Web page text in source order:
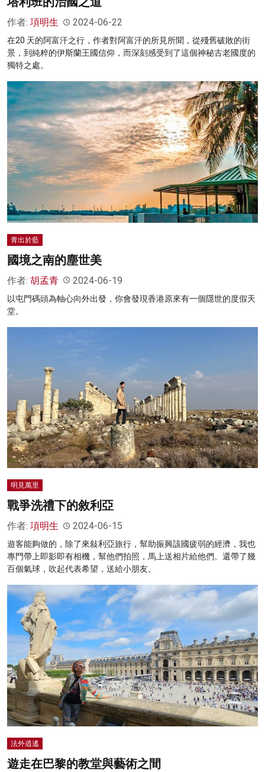
作者: 項明生 2024-06-22
在20 天的阿富汗之行，作者對阿富汗的所見所聞，從殘舊破敗的街
景，到純粹的伊斯蘭王國信仰，而深刻感受到了這個神秘古老國度的
獨特之處。
青出於藍
國境之南的塵世美
作者: 胡孟青 2024-06-19
以屯門碼頭為軸心向外出發，你會發現香港原來有一個隱世的度假天
堂。
明見萬里
戰爭洗禮下的敘利亞
作者: 項明生 2024-06-15
遊客能夠做的，除了來敍利亞旅行，幫助振興該國疲弱的經濟，我也
專門帶上即影即有相機，幫他們拍照，馬上送相片給他們。還帶了幾
百個氣球，吹起代表希望，送給小朋友。
法外逍遙
遊走在巴黎的教堂與藝術之間